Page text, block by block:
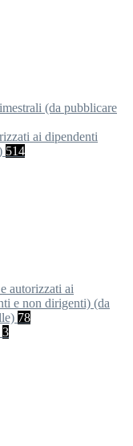
(da pubblicare
ai dipendenti
514
autorizzati ai
e non dirigenti) (da
78
3